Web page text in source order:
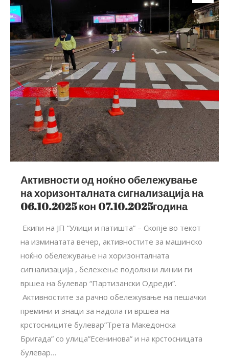
Активности од ноќно обележување
на хоризонталната сигнализација на
06.10.2025 кон 07.10.2025година
Екипи на ЈП “Улици и патишта” – Скопје во текот
на изминатата вечер, активностите за машинско
ноќно обележување на хоризонталната
сигнализација , бележење подолжни линии ги
вршеа на булевар “Партизански Одреди”.
Активностите за рачно обележување на пешачки
премини и знаци за надола ги вршеа на
крстосниците булевар”Трета Македонска
Бригада” со улица”Есенинова” и на крстосницата
булевар…